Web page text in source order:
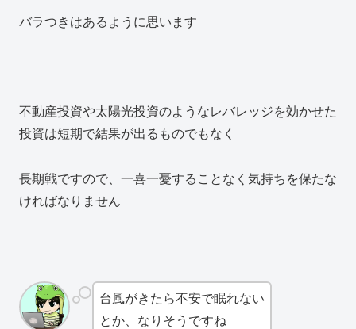
バラつきはあるように思います
不動産投資や太陽光投資のようなレバレッジを効かせた
投資は短期で結果が出るものでもなく
長期戦ですので、一喜一憂することなく気持ちを保たな
ければなりません
台風がきたら不安で眠れない
とか、なりそうですね